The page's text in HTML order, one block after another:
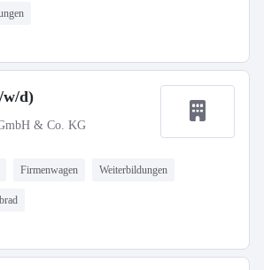
d)
& Co. KG
Firmenwagen Weiterbildungen